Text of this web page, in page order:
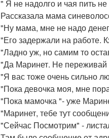
" Я не надолго и чая пить
Рассказала мама
"Ну мама, мне не надо
"Его задержали на работе.
"Ладно уж, но самим то
"Да Маринет. Не
"Я вас тоже очень сильно
"Пока девочка моя, мне
"Пока мамочка "- уже
"Маринет, тебе тут
"Сейчас Посмотрим" -